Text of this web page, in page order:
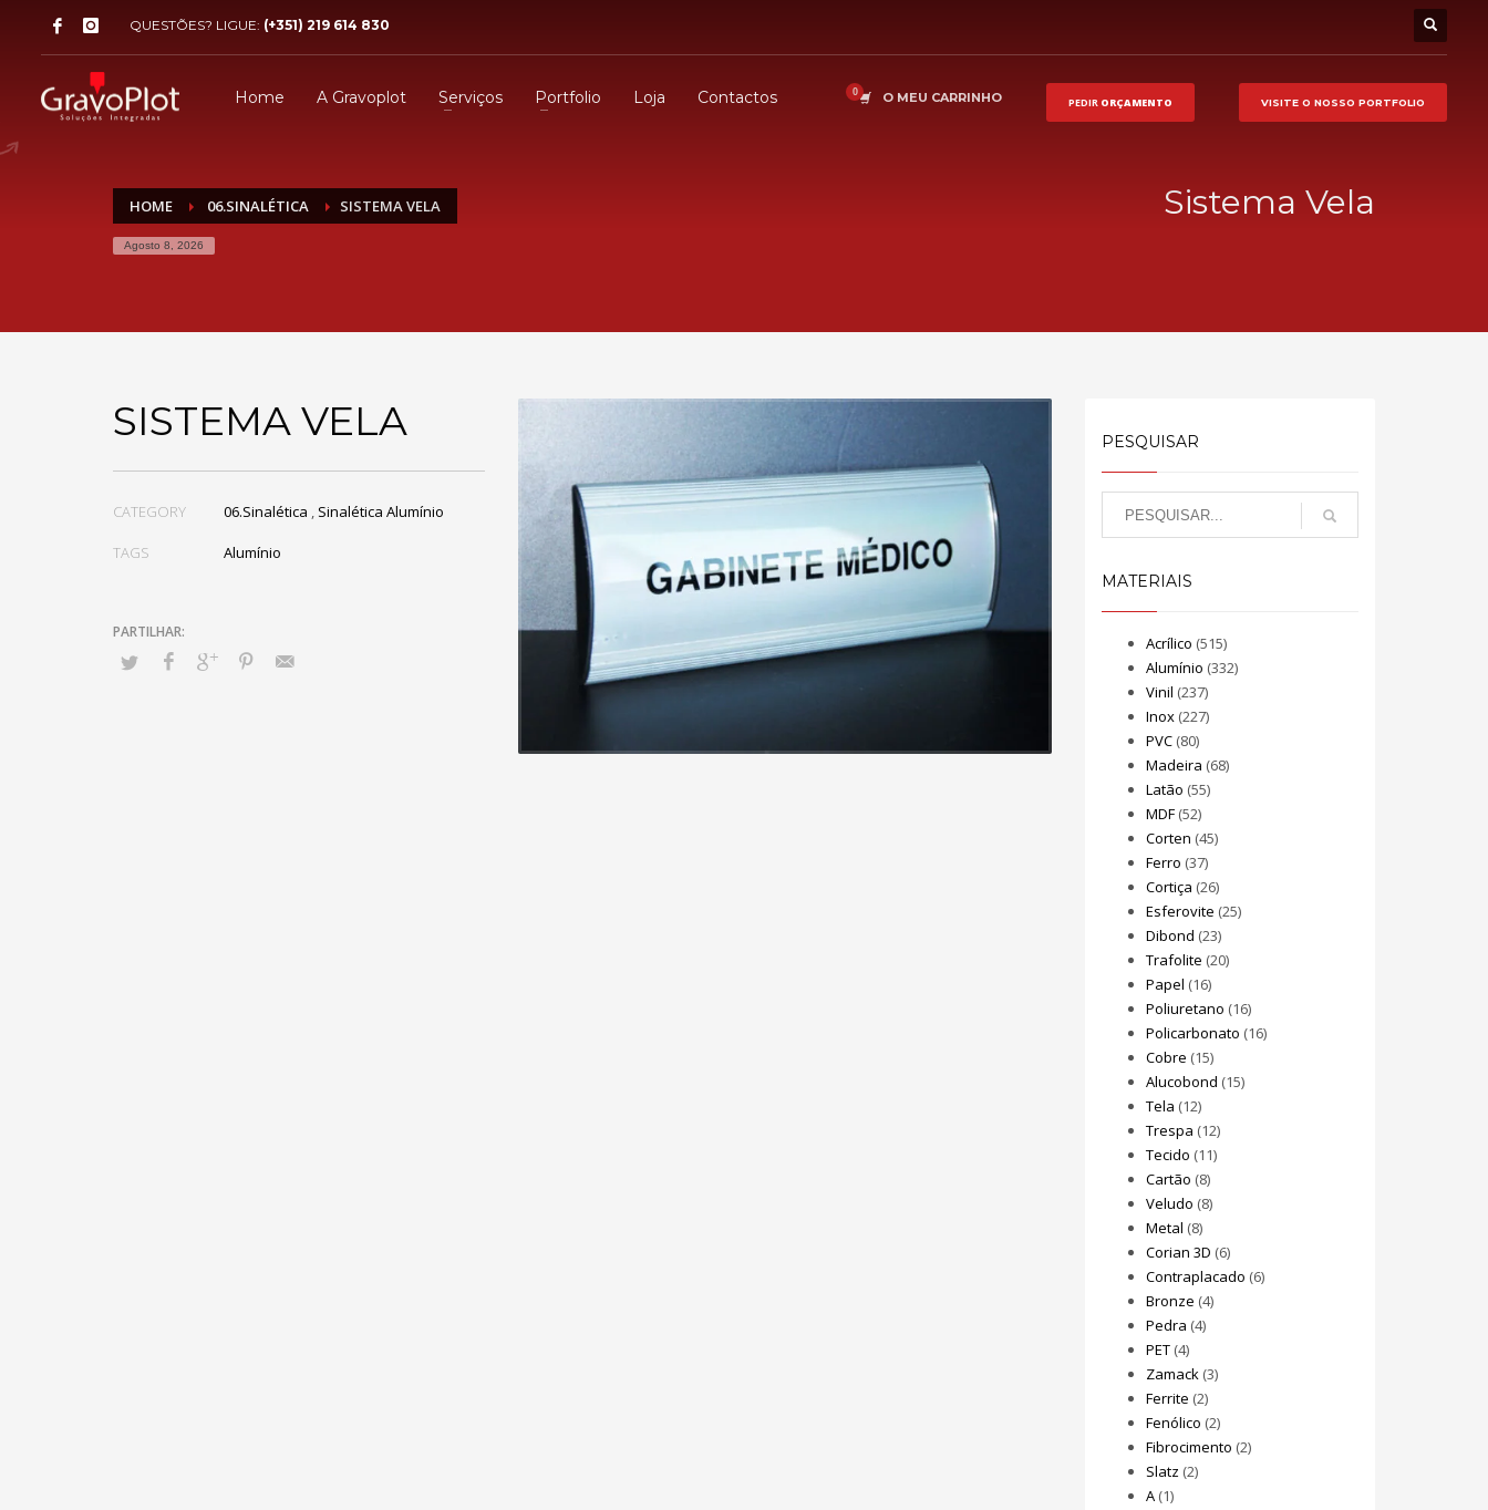
QUESTÕES? LIGUE: (+351) 219 614 830
Home A Gravoplot Serviços Portfolio Loja Contactos O MEU CARRINHO PEDIR ORÇAMENTO VISITE O NOSSO PORTFOLIO
HOME 06.SINALÉTICA SISTEMA VELA
Agosto 8, 2026
Sistema Vela
SISTEMA VELA
CATEGORY 06.Sinalética , Sinalética Alumínio
TAGS Alumínio
PESQUISAR
MATERIAIS
Acrílico (515)
Alumínio (332)
Vinil (237)
Inox(227)
PVC(80)
Madeira (68)
Latão (55)
MDF(52)
Corten (45)
Ferro (37)
Cortiça (26)
Esferovite (25)
Dibond (23)
Trafolite (20)
Papel (16)
Poliuretano (16)
Policarbonato (16)
Cobre (15)
Alucobond (15)
Tela (12)
Trespa (12)
Tecido (11)
Cartão (8)
Veludo (8)
Metal (8)
Corian 3D (6)
Contraplacado (6)
Bronze (4)
Pedra (4)
PET(4)
Zamack(3)
Ferrite (2)
Fenólico (2)
Fibrocimento (2)
Slatz (2)
A(1)